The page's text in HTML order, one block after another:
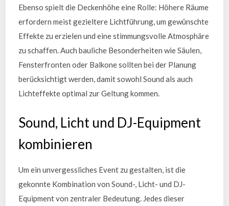
Ebenso spielt die Deckenhöhe eine Rolle: Höhere Räume
erfordern meist gezieltere Lichtführung, um gewünschte
Effekte zu erzielen und eine stimmungsvolle Atmosphäre
zu schaffen. Auch bauliche Besonderheiten wie Säulen,
Fensterfronten oder Balkone sollten bei der Planung
berücksichtigt werden, damit sowohl Sound als auch
Lichteffekte optimal zur Geltung kommen.
Sound, Licht und DJ-Equipment
kombinieren
Um ein unvergessliches Event zu gestalten, ist die
gekonnte Kombination von Sound-, Licht- und DJ-
Equipment von zentraler Bedeutung. Jedes dieser